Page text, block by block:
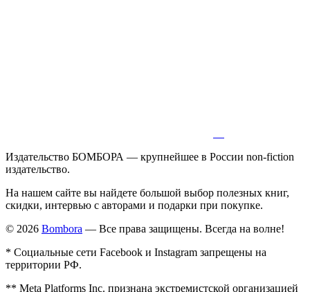
Издательство БОМБОРА — крупнейшее в России non-fiction
издательство.
На нашем сайте вы найдете большой выбор полезных книг,
скидки, интервью с авторами и подарки при покупке.
© 2026 Bombora — Все права защищены. Всегда на волне!
* Социальные сети Facebook и Instagram запрещены на
территории РФ.
** Meta Platforms Inc. признана экстремистской организацией